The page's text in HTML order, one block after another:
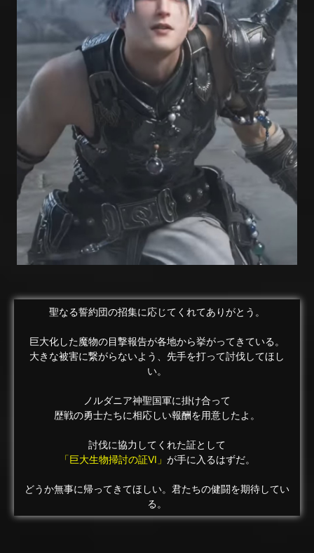
聖なる誓約団の招集に応じてくれてありがとう。
巨大化した魔物の目撃報告が各地から挙がってきている。
大きな被害に繋がらないよう、先手を打って討伐してほし
い。
ノルダニア神聖国軍に掛け合って
歴戦の勇士たちに相応しい報酬を用意したよ。
討伐に協力してくれた証として
「巨大生物掃討の証VI」 が手に入るはずだ。
どうか無事に帰ってきてほしい。君たちの健闘を期待してい
る。